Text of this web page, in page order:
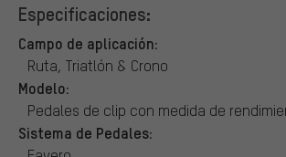
Especificaciones:
Campo de aplicación:
Ruta, Triatlón & Crono
Modelo:
Pedales de clip con medida de
Sistema de Pedales: